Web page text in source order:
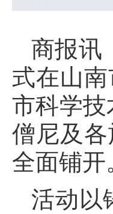
商报讯
式在山
市科学技
僧尼及
全面铺开
活动以